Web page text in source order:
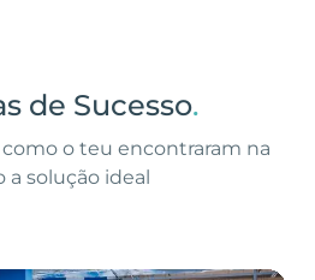
de Sucesso.
o teu encontraram na
a solução ideal